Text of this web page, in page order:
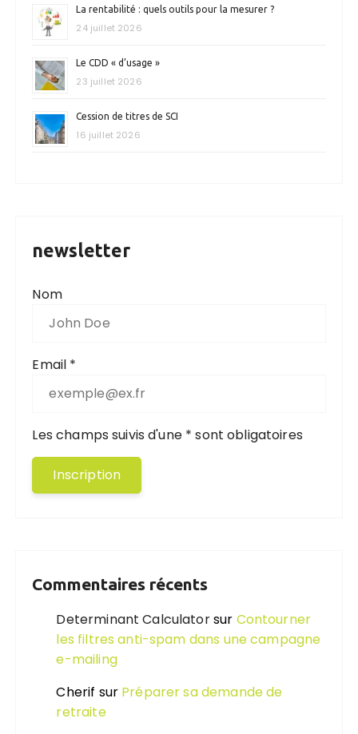
La rentabilité : quels outils pour la mesurer ?
24 juillet 2026
Le CDD « d’usage »
23 juillet 2026
Cession de titres de SCI
16 juillet 2026
newsletter
Nom
Email *
Les champs suivis d'une * sont obligatoires
Commentaires récents
Determinant Calculatorsur Contourner
les filtres anti-spam dans une campagne
e-mailing
Cherif sur Préparer sa demande de
retraite